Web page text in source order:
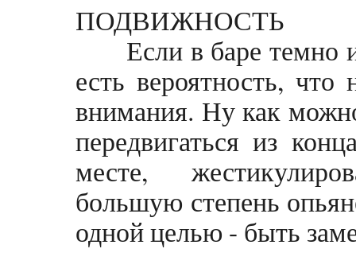
ПОДВИЖНОСТЬ
Если в баре темно и
есть вероятность,
внимания. Ну как
передвигаться из
месте,
большую степень
одной целью - быть